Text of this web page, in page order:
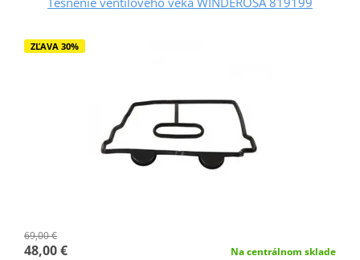
ZĽAVA 30%
69,00 €
48,00 € Na centrálnom sklade